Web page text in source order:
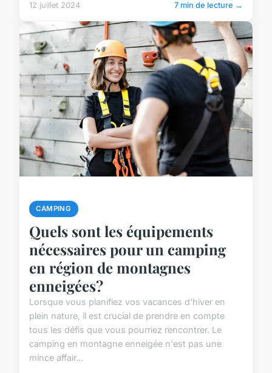
12 juillet 2024 7 min de lecture →
CAMPING
Quels sont les équipements
nécessaires pour un camping
en région de montagnes
enneigées?
Lorsque vous planifiez vos vacances d'hiver en
plein nature, il est crucial de prendre en compte
tous les défis que vous pourriez rencontrer. Le
camping en montagne enneigée n'est pas une
mince affair...